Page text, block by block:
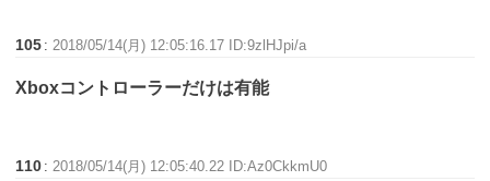
105 : 2018/05/14(月) 12:05:16.17 ID:9zlHJpi/a
Xboxコントローラーだけは有能
110 : 2018/05/14(月) 12:05:40.22 ID:Az0CkkmU0